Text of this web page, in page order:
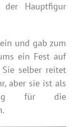
Hauptfigur
und gab zum
ein Fest auf
Sie selber reitet
aber sie ist als
für die